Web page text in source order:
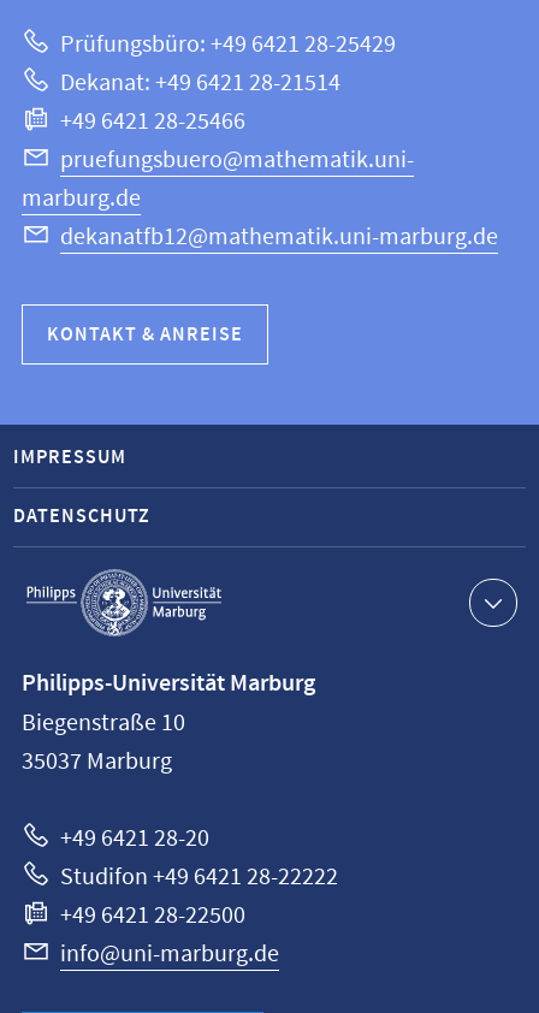
Website
und
Informatik
Prüfungsbüro: +49 6421 28-25429
Dekanat: +49 6421 28-21514
+49 6421 28-25466
pruefungsbuero@mathematik.uni-
marburg.de
dekanatfb12@mathematik.uni-marburg.de
KONTAKT & ANREISE
Service-
Navigation
IMPRESSUM
DATENSCHUTZ
Philipps-
Universität
Marburg
Philipps-Universität Marburg
Biegenstraße 10
35037 Marburg
+49 6421 28-20
Studifon +49 6421 28-22222
+49 6421 28-22500
info@uni-marburg.de